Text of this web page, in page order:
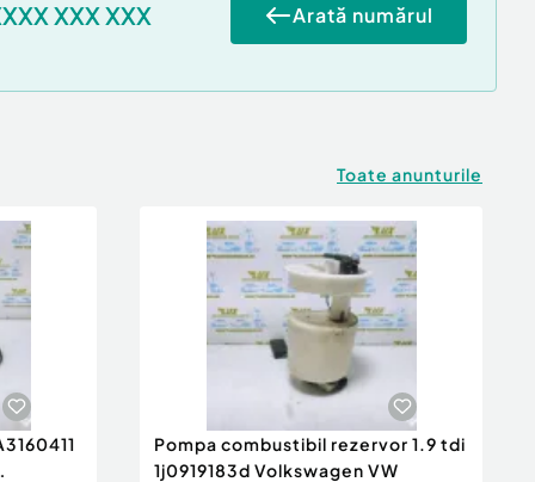
XXX XXX Arată numărul
Toate anunturile
Pompa combustibil rezervor 1.9 tdi
1j0919183d Volkswagen VW